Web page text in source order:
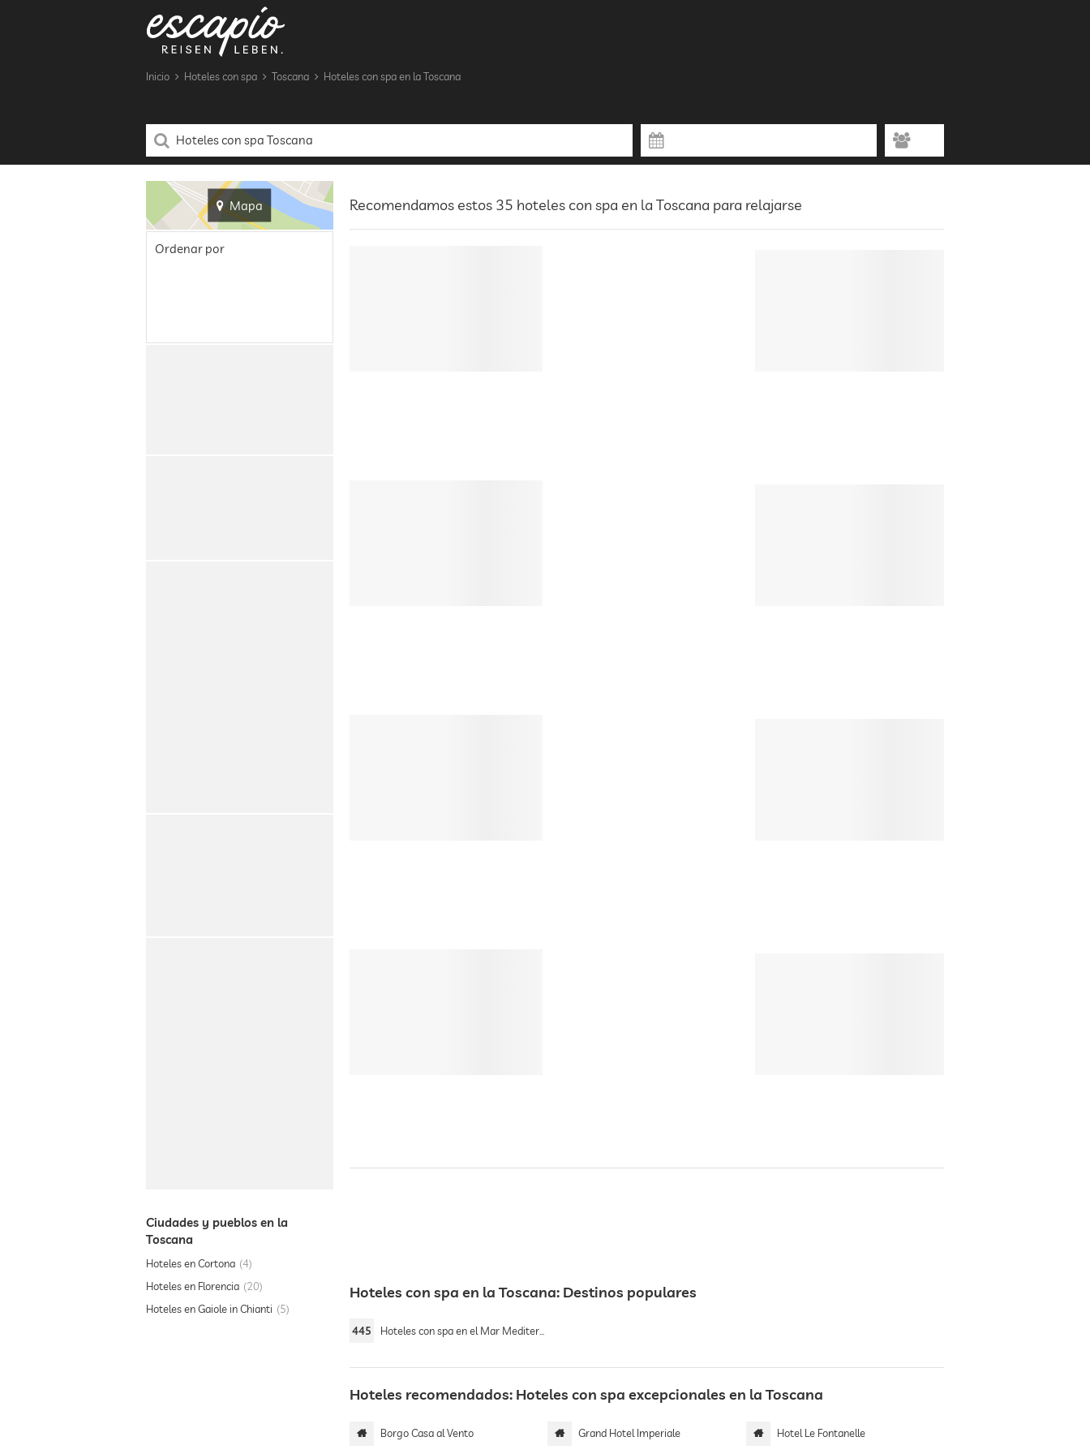
Inicio Hoteles con spa Toscana Hoteles con spa en la Toscana
Mapa Recomendamos estos 35 hoteles con spa en la Toscana para relajarse
Ordenar por
Ciudades y pueblos en la
Toscana
Hoteles en Cortona 4
Hoteles en Florencia
20
Hoteles en Gaiole in Chianti
5
Hoteles con spa en la Toscana: Destinos populares
445 Hoteles con spa en el Mar Mediterráneo
Hoteles recomendados: Hoteles con spa excepcionales en la Toscana
Borgo Casa al Vento Grand Hotel Imperiale Hotel Le Fontanelle